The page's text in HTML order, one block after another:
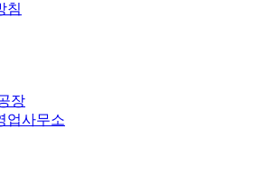
침
장
업사무소